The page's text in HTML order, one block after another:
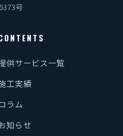
号
供サービス一覧
工実績
コラム
知らせ